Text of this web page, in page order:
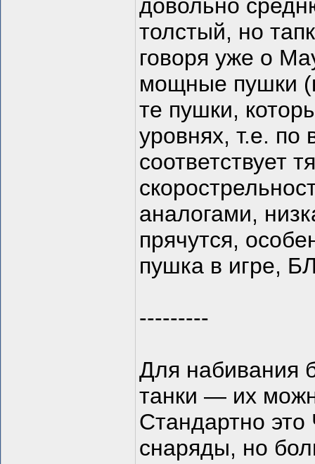
довольно
толстый, но
говоря уже о
мощные пушки
те пушки,
уровнях, т.е.
соответствует
аналогами,
прячутся,
пушка в игре,
---------
Для набивания
танки — их
Стандартно
снаряды, но